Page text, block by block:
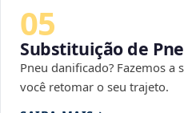
05
Substituição de
Pneu danificado? Fazemos a
você retomar o seu trajeto.